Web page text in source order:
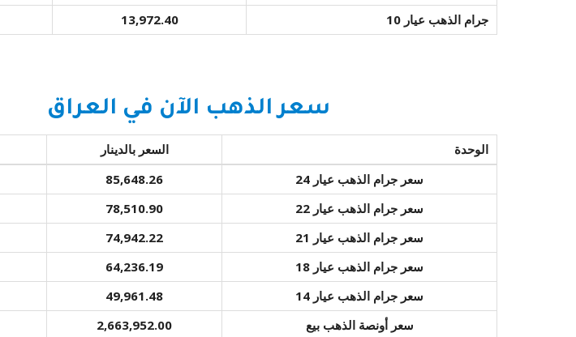
جرام الذهب عيار 10
13,972.40
سعر الذهب الآن في العراق
الوحدة السعر بالدينار
سعر جرام الذهب عيار 24
85,648.26
سعر جرام الذهب عيار 22
78,510.90
سعر جرام الذهب عيار 21
74,942.22
سعر جرام الذهب عيار 18
64,236.19
سعر جرام الذهب عيار 14
49,961.48
سعر أونصة الذهب بيع
2,663,952.00